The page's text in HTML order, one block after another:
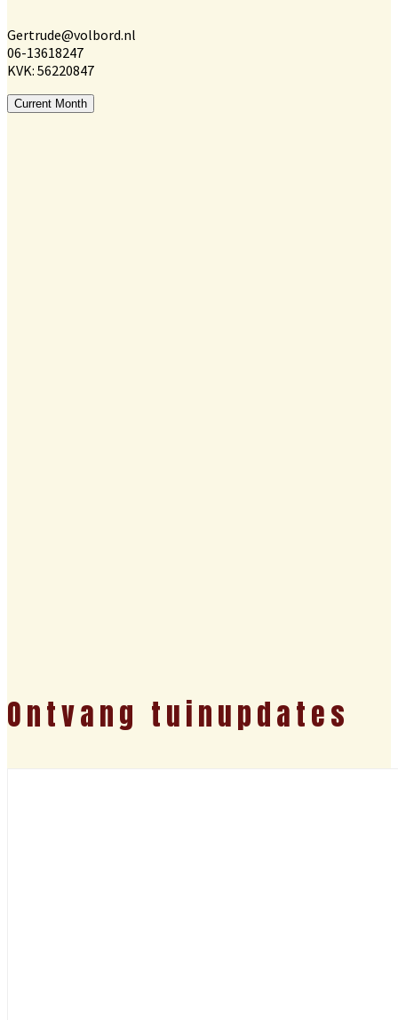
Gertrude@volbord.nl
06-13618247
KVK: 56220847
Current Month
Ontvang tuinupdates